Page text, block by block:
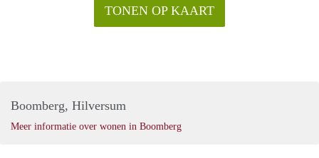
TONEN OP KAART
Boomberg, Hilversum
Meer informatie over wonen in Boomberg